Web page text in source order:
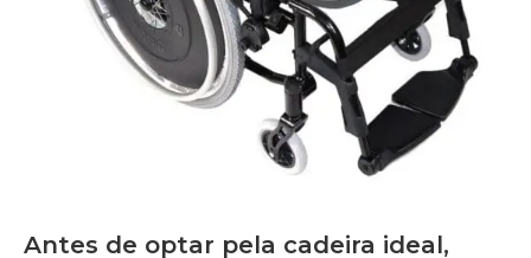
Antes de optar pela cadeira ideal,